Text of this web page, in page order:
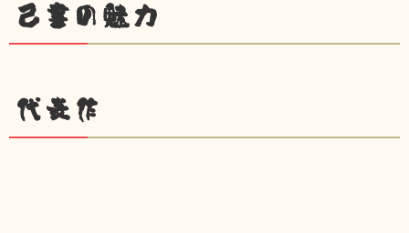
己書の魅力
代表作